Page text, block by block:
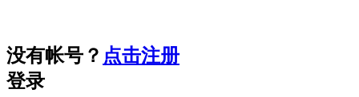
没有帐号？ 点击注册
登录